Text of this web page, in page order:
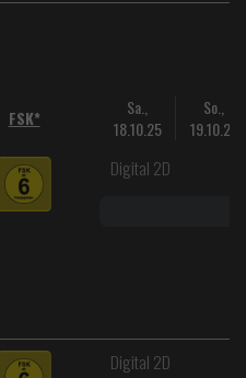
FSK*
Sa.,
18.10.25
So.,
19.10.25
Digital 2D
Digital 2D